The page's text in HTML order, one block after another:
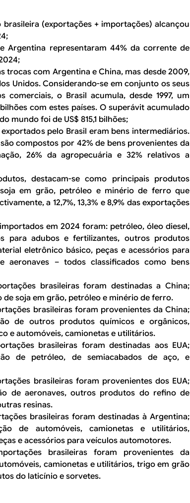
(exportações + importações) alcançou
Argentina representaram 44% da corrente de
trocas com Argentina e China, mas desde 2009,
Unidos. Considerando-se em conjunto os seus
comerciais, o Brasil acumula, desde 1997, um
com estes países. O superávit acumulado
mundo foi de US$ 815,1 bilhões;
exportados pelo Brasil eram bens intermediários.
compostos por 42% de bens provenientes da
26% da agropecuária e 32% relativos a
destacam-se como principais produtos
em grão, petróleo e minério de ferro que
a 12,7%, 13,3% e 8,9% das exportações
em 2024 foram: petróleo, óleo diesel,
para adubos e fertilizantes, outros produtos
eletrônico básico, peças e acessórios para
aeronaves – todos classificados como bens
brasileiras foram destinadas a China;
de soja em grão, petróleo e minério de ferro.
brasileiras foram provenientes da China;
de outros produtos químicos e orgânicos,
e automóveis, camionetas e utilitários.
brasileiras foram destinadas aos EUA;
de petróleo, de semiacabados de aço, e
brasileiras foram provenientes dos EUA;
de aeronaves, outros produtos do refino de
resinas.
brasileiras foram destinadas à Argentina;
de automóveis, camionetas e utilitários,
e acessórios para veículos automotores.
brasileiras foram provenientes da
camionetas e utilitários, trigo em grão
do laticínio e sorvetes.